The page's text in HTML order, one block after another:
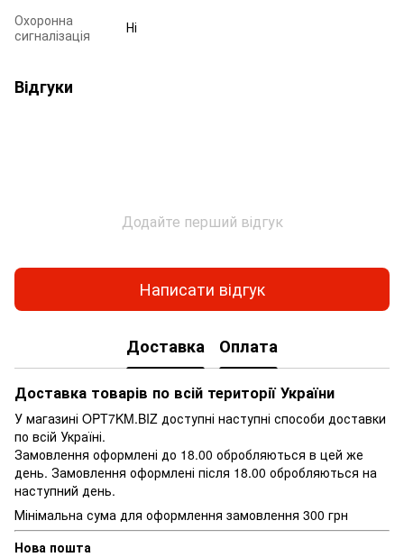
Охоронна
сигналізація
Ні
Відгуки
Додайте перший відгук
Написати відгук
Доставка Оплата
Доставка товарів по всій території України
У магазині OPT7KM.BIZ доступні наступні способи доставки
по всій Україні.
Замовлення оформлені до 18.00 обробляються в цей же
день. Замовлення оформлені після 18.00 обробляються на
наступний день.
Мінімальна сума для оформлення замовлення 300 грн
Нова пошта